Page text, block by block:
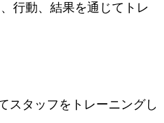
行動、結果を通じてトレ
スタッフをトレーニングし